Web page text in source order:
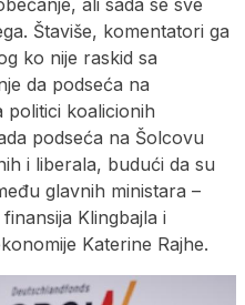
Štaviše, komentatori ga
ko nije raskid sa
da podseća na
politici koalicionih
podseća na Šolcovu
i liberala, budući da su
glavnih ministara –
Klingbajla i
Katerine Rajhe.